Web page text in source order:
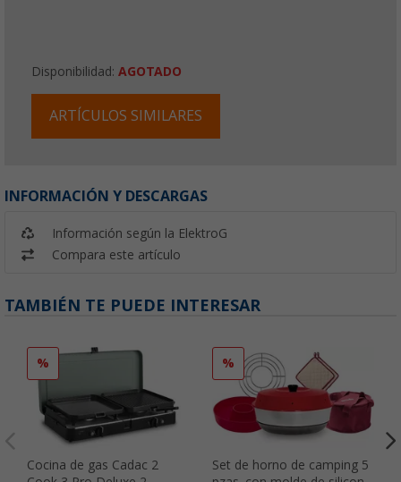
Disponibilidad: AGOTADO
ARTÍCULOS SIMILARES
INFORMACIÓN Y DESCARGAS
Información según la ElektroG
Compara este artículo
TAMBIÉN TE PUEDE INTERESAR
%
Cocina de gas Cadac 2
%
Set de horno de camping 5